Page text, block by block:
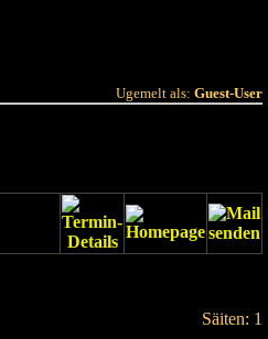
Ugemelt als: Guest-User
Säiten: 1